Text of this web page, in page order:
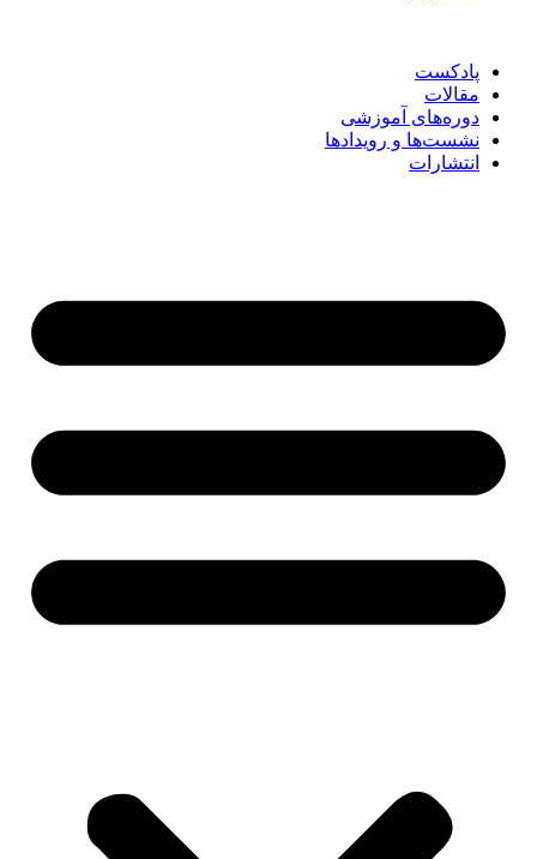
پادکست
مقالات
دوره‌های آموزشی
نشست‌ها و رویدادها
انتشارات